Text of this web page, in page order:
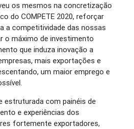
os mesmos na concretização
do COMPETE 2020, reforçar
a competitividade das nossas
o máximo de investimento
que induza inovação a
mais exportações e
um maior emprego e
estruturada com painéis de
e experiências dos
fortemente exportadores,